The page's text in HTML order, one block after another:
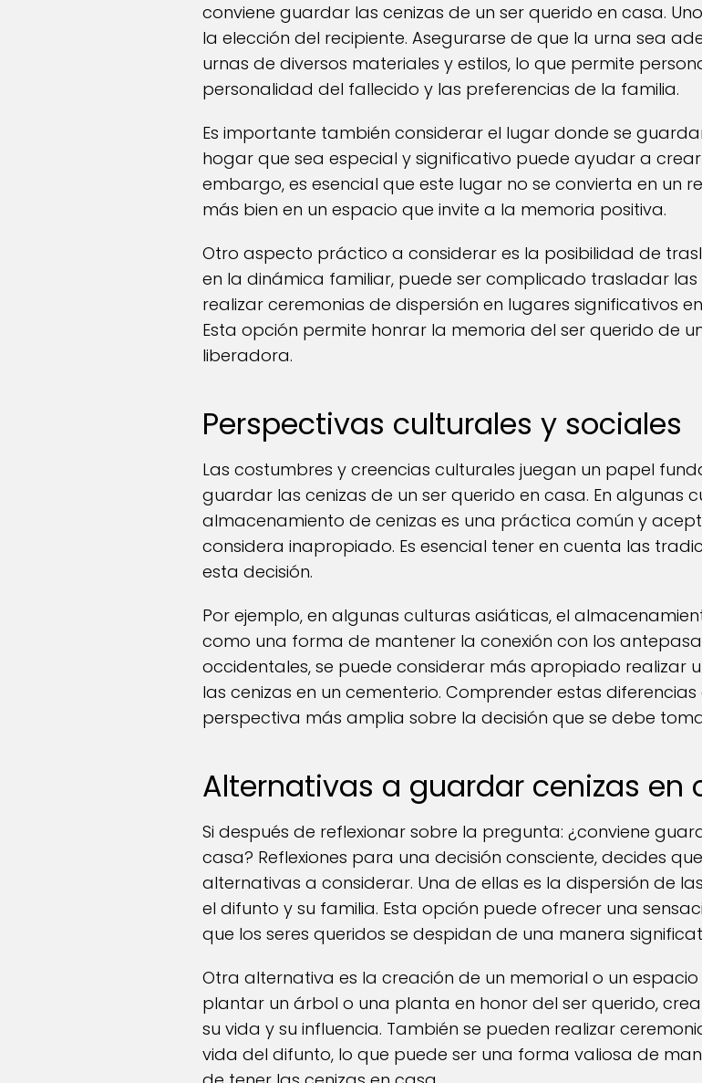
conviene guardar las cenizas de un ser querido en casa.
la elección del recipiente. Asegurarse de que la urna sea
urnas de diversos materiales y estilos, lo que permite
personalidad del fallecido y las preferencias de la familia.
Es importante también considerar el lugar donde se
hogar que sea especial y significativo puede ayudar a
embargo, es esencial que este lugar no se convierta en un
más bien en un espacio que invite a la memoria positiva.
Otro aspecto práctico a considerar es la posibilidad de
en la dinámica familiar, puede ser complicado trasladar las
realizar ceremonias de dispersión en lugares significativos
Esta opción permite honrar la memoria del ser querido de
liberadora.
Perspectivas culturales y sociales
Las costumbres y creencias culturales juegan un papel
guardar las cenizas de un ser querido en casa. En algunas
almacenamiento de cenizas es una práctica común y
considera inapropiado. Es esencial tener en cuenta las
esta decisión.
Por ejemplo, en algunas culturas asiáticas, el
como una forma de mantener la conexión con los
occidentales, se puede considerar más apropiado realizar
las cenizas en un cementerio. Comprender estas
perspectiva más amplia sobre la decisión que se debe
Alternativas a guardar cenizas en
Si después de reflexionar sobre la pregunta: ¿conviene
casa? Reflexiones para una decisión consciente, decides
alternativas a considerar. Una de ellas es la dispersión de
el difunto y su familia. Esta opción puede ofrecer una
que los seres queridos se despidan de una manera
Otra alternativa es la creación de un memorial o un
plantar un árbol o una planta en honor del ser querido,
su vida y su influencia. También se pueden realizar
vida del difunto, lo que puede ser una forma valiosa de